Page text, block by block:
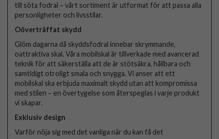
till söta fodral – vårt sortiment är utformat för att passa alla
personligheter och livsstilar.
Oöverträffat skydd
Glöm dagarna då skyddsfodral innebar skrymmande,
oattraktiva skal. Våra mobilskal är tillverkade med avancerad
teknik för att säkerställa att de är stötsäkra, hållbara och
samtidigt otroligt smala och snygga. Vi anser att ett
mobilskal ska erbjuda maximalt skydd utan att kompromissa
med stilen – en övertygelse som återspeglas i varje produkt
vi skapar.
Exklusiv design
Varför nöja sig med det vanliga när du kan få det